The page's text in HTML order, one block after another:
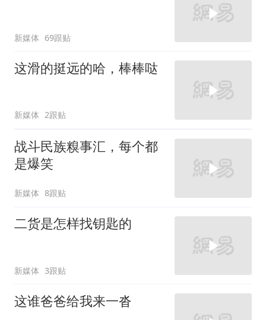
新媒体 69跟贴
这滑的挺远的哈，棒棒哒
新媒体 2跟贴
战斗民族糗事汇，每个都
是爆笑
新媒体 8跟贴
二货是怎样找钥匙的
新媒体 3跟贴
这谁爸爸给我来一沓